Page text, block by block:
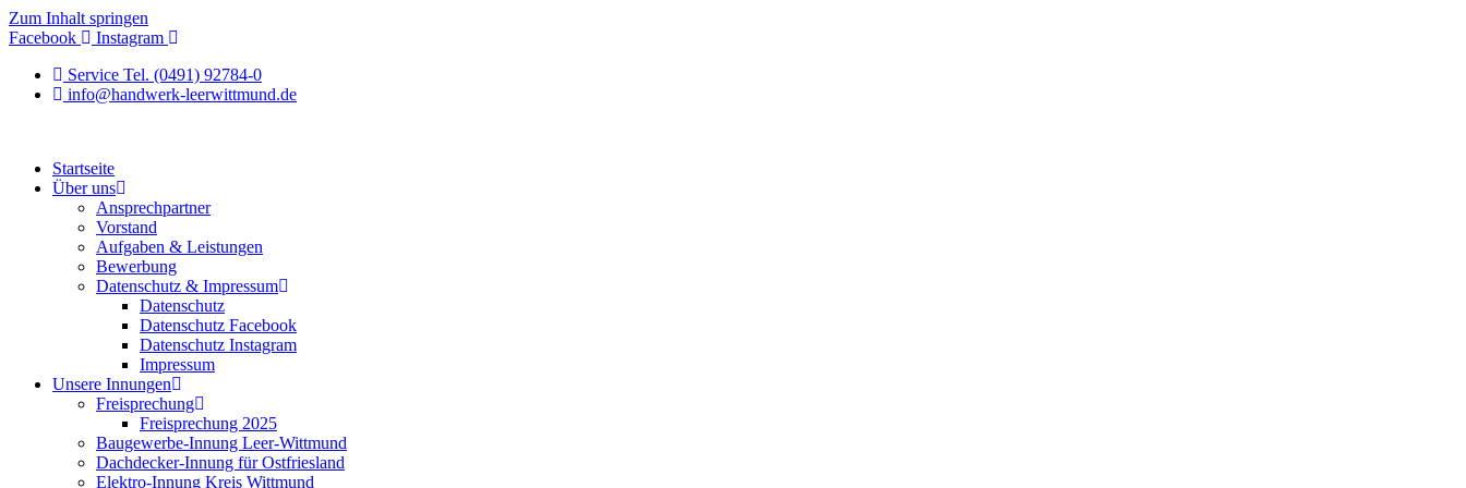
Zum Inhalt springen
Facebook
Instagram
Service Tel. (0491) 92784-0
info@handwerk-leerwittmund.de
Startseite
Über uns
Ansprechpartner
Vorstand
Aufgaben & Leistungen
Bewerbung
Datenschutz & Impressum
Datenschutz
Datenschutz Facebook
Datenschutz Instagram
Impressum
Unsere Innungen
Freisprechung
Freisprechung 2025
Baugewerbe-Innung Leer-Wittmund
Dachdecker-Innung für Ostfriesland
Elektro-Innung Kreis Wittmund